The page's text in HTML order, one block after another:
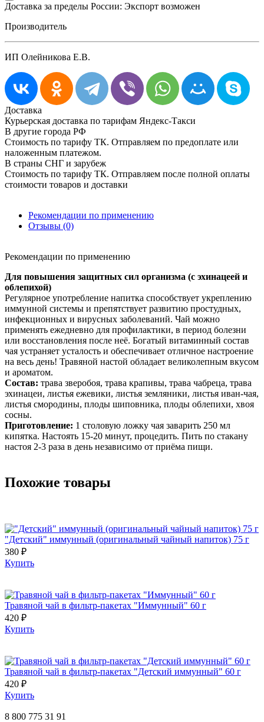
Доставка за пределы России: Экспорт возможен
Производитель
ИП Олейникова Е.В.
Доставка
Курьерская доставка по тарифам Яндекс-Такси
В другие города РФ
Стоимость по тарифу ТК. Отправляем по предоплате или
наложенным платежом.
В страны СНГ и зарубеж
Стоимость по тарифу ТК. Отправляем после полной оплаты
стоимости товаров и доставки
Рекомендации по применению
Отзывы (0)
Рекомендации по применению
Для повышения защитных сил организма (с эхинацеей и
облепихой)
Регулярное употребление напитка способствует укреплению
иммунной системы и препятствует развитию простудных,
инфекционных и вирусных заболеваний. Чай можно
применять ежедневно для профилактики, в период болезни
или восстановления после неё. Богатый витаминный состав
чая устраняет усталость и обеспечивает отличное настроение
на весь день! Травяной настой обладает великолепным вкусом
и ароматом.
Состав: трава зверобоя, трава крапивы, трава чабреца, трава
эхинацеи, листья ежевики, листья земляники, листья иван-чая,
листья смородины, плоды шиповника, плоды облепихи, хвоя
сосны.
Приготовление: 1 столовую ложку чая заварить 250 мл
кипятка. Настоять 15-20 минут, процедить. Пить по стакану
настоя 2-3 раза в день независимо от приёма пищи.
Похожие товары
"Детский" иммунный (оригинальный чайный напиток) 75 г
380 ₽
Купить
Травяной чай в фильтр-пакетах "Иммунный" 60 г
420 ₽
Купить
Травяной чай в фильтр-пакетах "Детский иммунный" 60 г
420 ₽
Купить
8 800 775 31 91